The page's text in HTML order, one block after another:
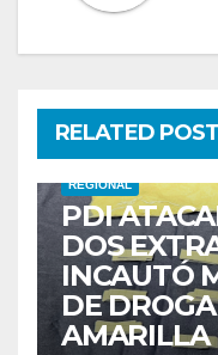
RELATED POST
REGIONAL
PDI
DOS
INCAUTÓ
DE
AMARILLA